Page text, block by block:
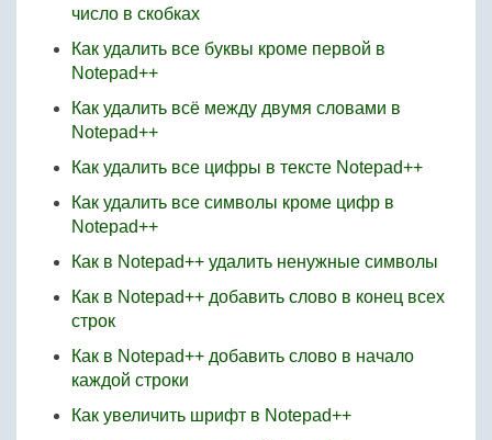
число в скобках
Как удалить все буквы кроме первой в
Notepad++
Как удалить всё между двумя словами в
Notepad++
Как удалить все цифры в тексте Notepad++
Как удалить все символы кроме цифр в
Notepad++
Как в Notepad++ удалить ненужные символы
Как в Notepad++ добавить слово в конец всех
строк
Как в Notepad++ добавить слово в начало
каждой строки
Как увеличить шрифт в Notepad++